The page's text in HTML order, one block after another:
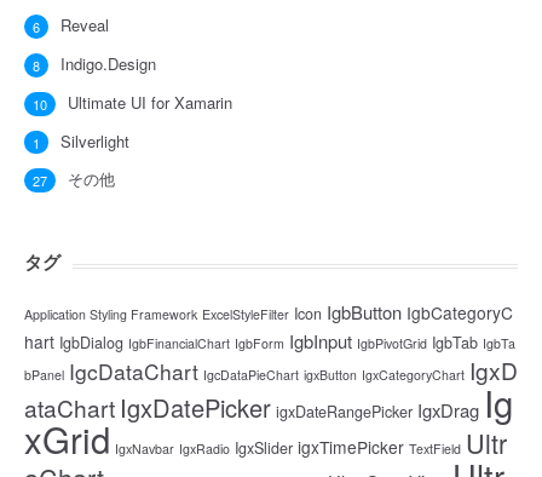
Reveal
6
Indigo.Design
8
Ultimate UI for Xamarin
10
Silverlight
1
その他
27
タグ
Application Styling Framework ExcelStyleFilter Icon IgbButton IgbCategoryC
hart IgbDialog IgbFinancialChart IgbForm IgbInput IgbPivotGrid IgbTab IgbTa
bPanel IgcDataChart IgcDataPieChart igxButton IgxCategoryChart IgxD
ataChart IgxDatePicker igxDateRangePicker IgxDragIg
xGrid IgxNavbar IgxRadio IgxSlider igxTimePicker TextField Ultr